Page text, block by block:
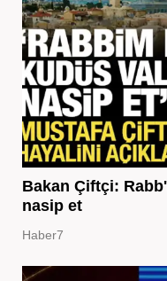
Bakan Çiftçi:
nasip et
Haber7